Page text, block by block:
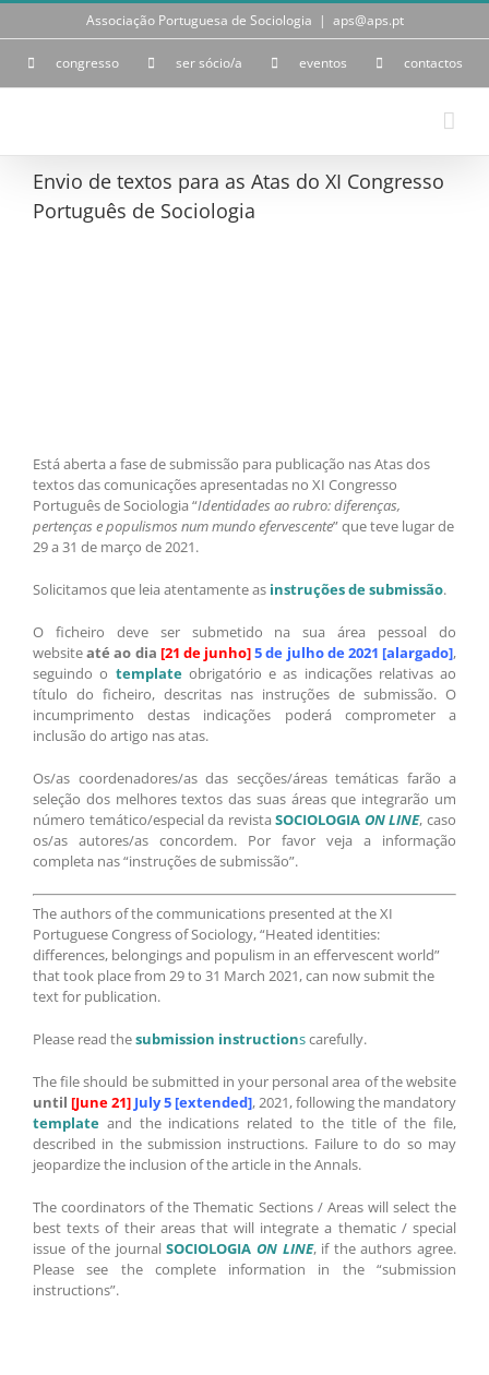
Skip
Associação Portuguesa de Sociologia | aps@aps.pt
congresso ser sócio/a eventos contactos
Envio de textos para as Atas do XI Congresso
Português de Sociologia
Está aberta a fase de submissão para publicação nas Atas dos
textos das comunicações apresentadas no XI Congresso
Português de Sociologia “Identidades ao rubro: diferenças,
pertenças e populismos num mundo efervescente” que teve lugar de
29 a 31 de março de 2021.
Solicitamos que leia atentamente as instruções de submissão.
O ficheiro deve ser submetido na sua área pessoal do
websiteaté ao dia [21 de junho]5 de julho de 2021 [alargado],
seguindo o templateobrigatório e as indicações relativas ao
título do ficheiro, descritas nas instruções de submissão. O
incumprimento destas indicações poderá comprometer a
inclusão do artigo nas atas.
Os/as coordenadores/as das secções/áreas temáticas farão a
seleção dos melhores textos das suas áreas que integrarão um
número temático/especial da revistaSOCIOLOGIA ON LINE, caso
os/as autores/as concordem. Por favor veja a informação
completa nas “instruções de submissão”.
The authors of the communications presented at the XI
Portuguese Congress of Sociology, “Heated identities:
differences, belongings and populism in an effervescent world”
that took place from 29 to 31 March 2021, can now submit the
text for publication.
Please read thesubmission instructionscarefully.
The file should be submitted in your personal area of ​​the website
until [June 21] July 5 [extended], 2021, following the mandatory
template and the indications related to the title of the file,
described in the submission instructions. Failure to do so may
jeopardize the inclusion of the article in the Annals.
The coordinators of the Thematic Sections / Areas will select the
best texts of their areas that will integrate a thematic / special
issue of the journalSOCIOLOGIAON LINE, if the authors agree.
Please see the complete information in the “submission
instructions”.